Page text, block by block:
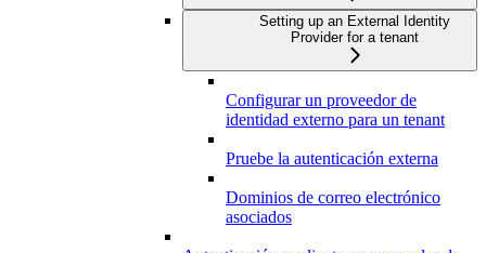
Setting up an External Identity
Provider for a tenant
Configurar un proveedor de
identidad externo para un tenant
Pruebe la autenticación externa
Dominios de correo electrónico
asociados